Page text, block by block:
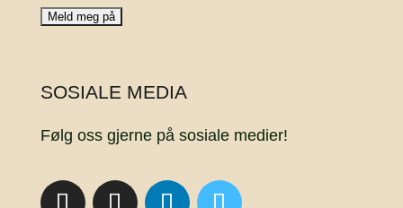
SOSIALE MEDIA
Følg oss gjerne på sosiale medier!